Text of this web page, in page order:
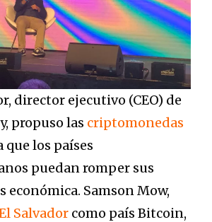
director ejecutivo (CEO) de
propuso las criptomonedas
que los países
puedan romper sus
económica. Samson Mow,
Salvador como país Bitcoin,